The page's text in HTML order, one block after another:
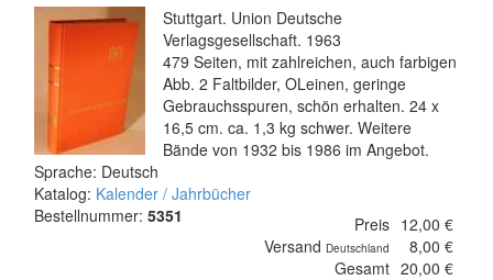
Stuttgart. Union Deutsche
Verlagsgesellschaft. 1963
479 Seiten, mit zahlreichen, auch farbigen
Abb. 2 Faltbilder, OLeinen, geringe
Gebrauchsspuren, schön erhalten. 24 x
16,5 cm. ca. 1,3 kg schwer. Weitere
Bände von 1932 bis 1986 im Angebot.
Sprache: Deutsch
Katalog: Kalender / Jahrbücher
Bestellnummer: 5351 Preis 12,00 €
Versand Deutschland
8,00 €
Gesamt 20,00 €